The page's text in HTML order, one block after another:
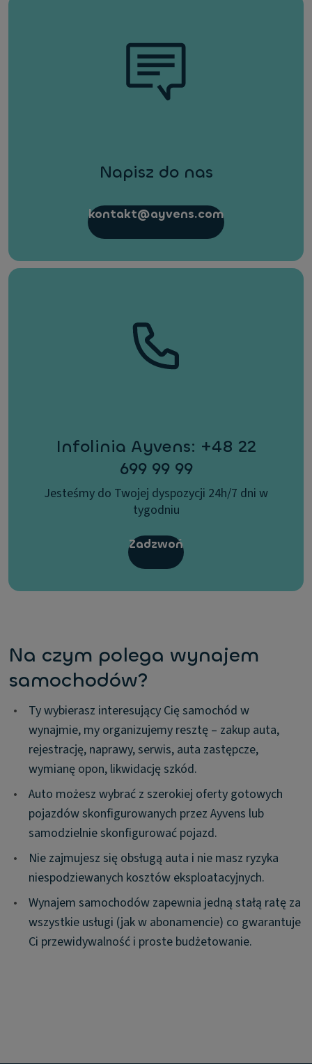
Napisz do nas
kontakt@ayvens.com
Infolinia Ayvens: +48 22
699 99 99
Jesteśmy do Twojej dyspozycji 24h/7 dni w
tygodniu
Zadzwoń
Na czym polega wynajem
samochodów?
•
Ty wybierasz interesujący Cię samochód w
wynajmie, my organizujemy resztę – zakup auta,
rejestrację, naprawy, serwis, auta zastępcze,
wymianę opon, likwidację szkód.
•
Auto możesz wybrać z szerokiej oferty gotowych
pojazdów skonfigurowanych przez Ayvens lub
samodzielnie skonfigurować pojazd.
•
Nie zajmujesz się obsługą auta i nie masz ryzyka
niespodziewanych kosztów eksploatacyjnych.
•
Wynajem samochodów zapewnia jedną stałą ratę za
wszystkie usługi (jak w abonamencie) co gwarantuje
Ci przewidywalność i proste budżetowanie.